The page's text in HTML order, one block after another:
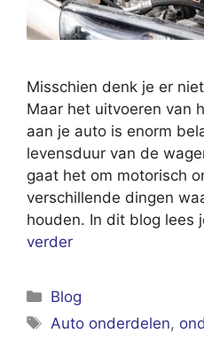
Misschien denk je er
Maar het uitvoeren van
aan je auto is enorm
levensduur van de
gaat het om motorisch
verschillende dingen
houden. In dit blog lees
verder
Categorieën
Blog
Tags
Auto onderdelen,